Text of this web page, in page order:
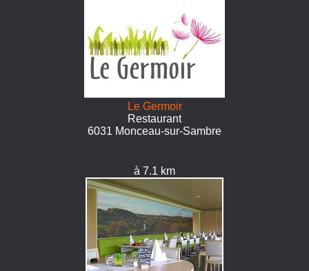
Le Germoir
Restaurant
6031 Monceau-sur-Sambre
à 7.1 km